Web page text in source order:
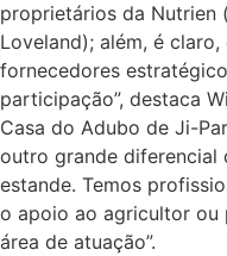
proprietários da Nutrien
Loveland); além, é
fornecedores
participação”, destaca
Casa do Adubo de Ji-
outro grande diferencial
estande. Temos
o apoio ao agricultor ou
área de atuação”.